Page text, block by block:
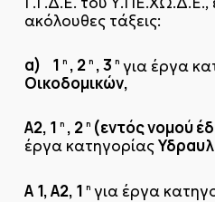
ακόλουθες τάξεις:
α) 1 η, 2 η, 3 ηγια έργα
Οικοδομικών,
Α2, 1 η, 2 η(εντός νομού
έργα κατηγορίας
A 1, Α2, 1 ηγια έργα